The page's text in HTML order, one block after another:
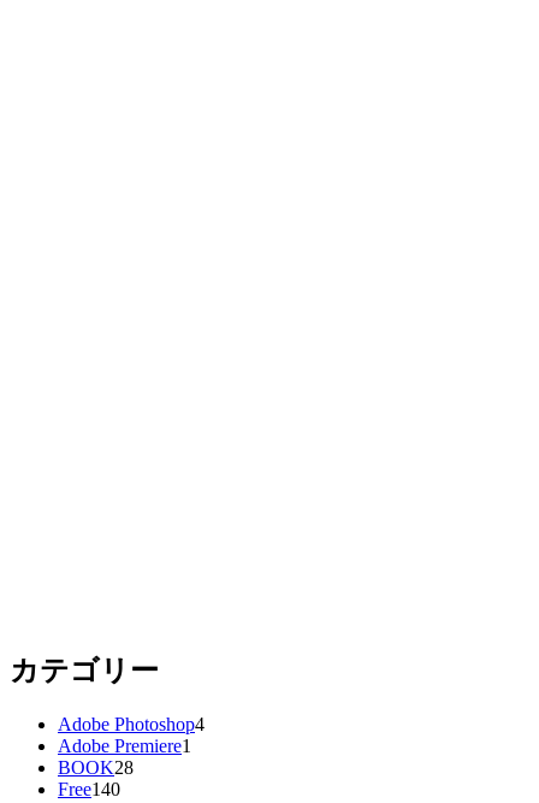
カテゴリー
Adobe Photoshop4
Adobe Premiere1
BOOK28
Free140